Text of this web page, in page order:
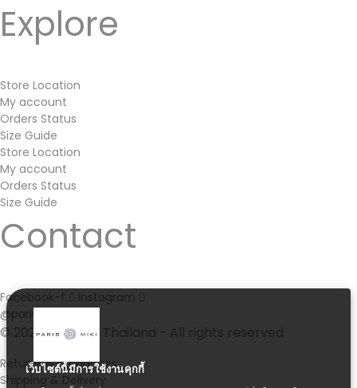
Explore
Store Location
My account
Orders Status
Size Guide
Store Location
My account
Orders Status
Size Guide
Contact
Facebook-f
Instagram
@parismiki.th
© 2021 Paris Miki Thailand - All rights reserved
Returns & Exchanges
Shipping & Delivery
เว็บไซต์นี้มีการใช้งานคุกกี้